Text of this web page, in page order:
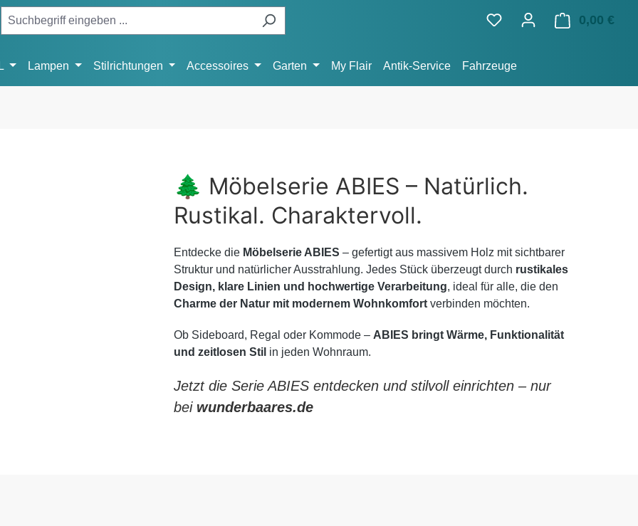
0,00 €
Lampen Stilrichtungen Accessoires Garten My Flair Antik-Service Fahrzeuge
🌲 Möbelserie ABIES – Natürlich.
Rustikal. Charaktervoll.
Entdecke die Möbelserie ABIES – gefertigt aus massivem Holz mit sichtbarer
Struktur und natürlicher Ausstrahlung. Jedes Stück überzeugt durch rustikales
Design, klare Linien und hochwertige Verarbeitung, ideal für alle, die den
Charme der Natur mit modernem Wohnkomfort verbinden möchten.
Ob Sideboard, Regal oder Kommode – ABIES bringt Wärme, Funktionalität
und zeitlosen Stil in jeden Wohnraum.
Jetzt die Serie ABIES entdecken und stilvoll einrichten – nur
bei wunderbaares.de